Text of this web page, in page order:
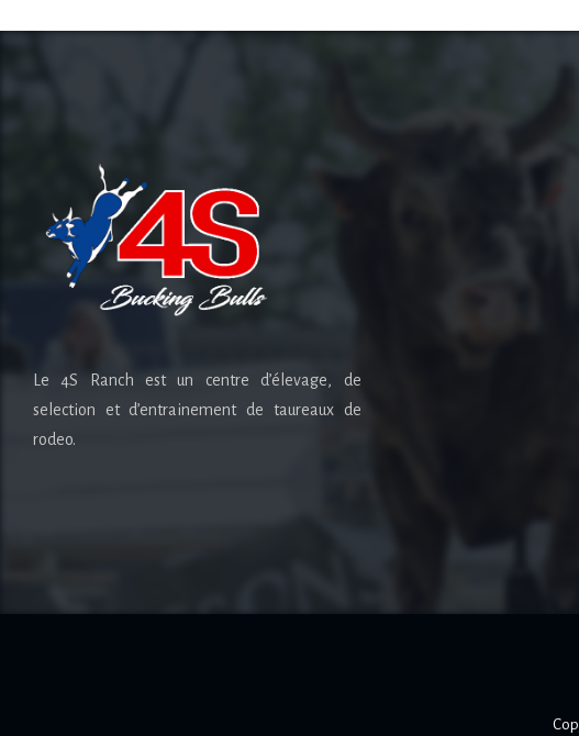
Le 4S Ranch est un centre d’élevage, de
selection et d’entrainement de taureaux de
rodeo.